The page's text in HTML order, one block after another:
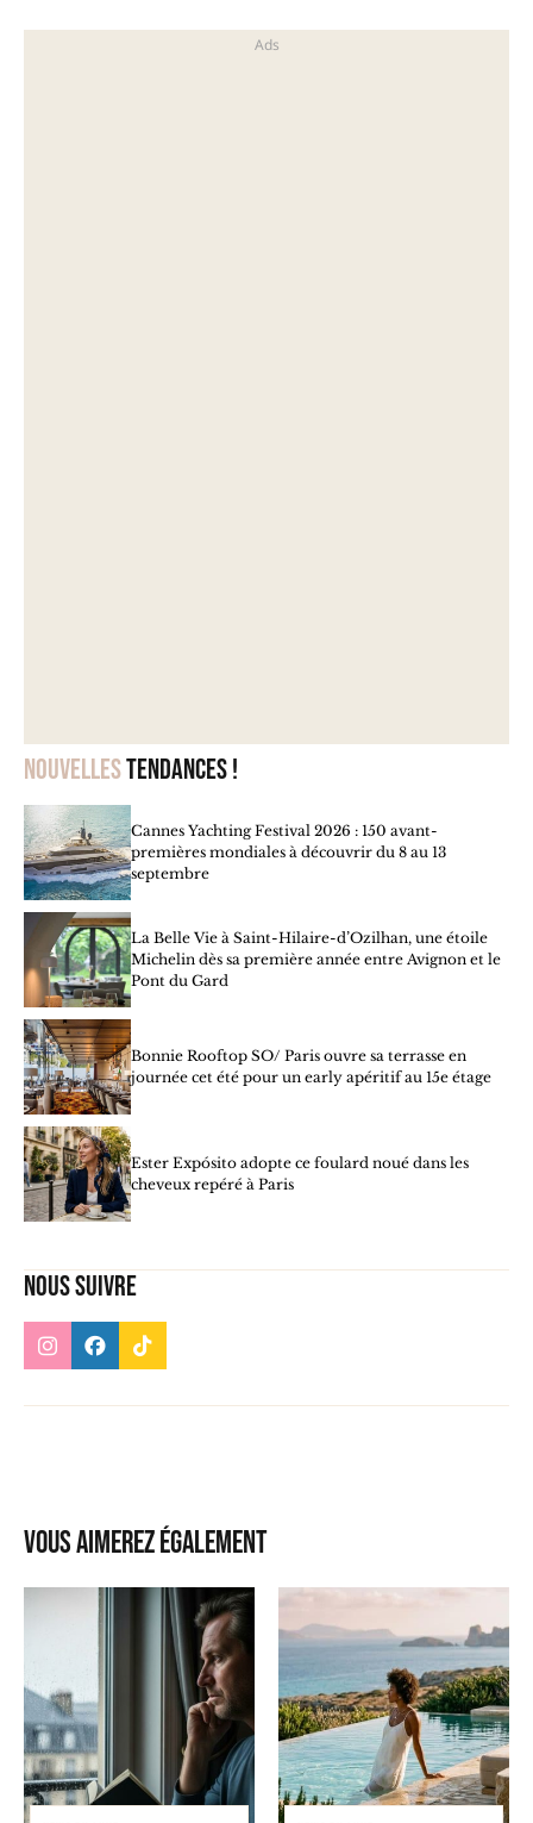
Nouvellestendances !
Cannes Yachting Festival 2026 : 150 avant-
premières mondiales à découvrir du 8 au 13
septembre
La Belle Vie à Saint-Hilaire-d’Ozilhan, une étoile
Michelin dès sa première année entre Avignon et le
Pont du Gard
Bonnie Rooftop SO/ Paris ouvre sa terrasse en
journée cet été pour un early apéritif au 15e étage
Ester Expósito adopte ce foulard noué dans les
cheveux repéré à Paris
Nous suivre
Vous aimerez également